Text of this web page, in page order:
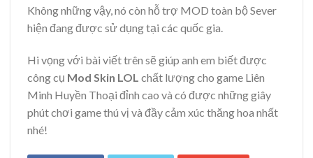
Không những vậy, nó còn hỗ trợ MOD toàn bộ Sever
hiện đang được sử dụng tại các quốc gia.
Hi vọng với bài viết trên sẽ giúp anh em biết được
công cụ Mod Skin LOL chất lượng cho game Liên
Minh Huyền Thoại đỉnh cao và có được những giây
phút chơi game thú vị và đầy cảm xúc thăng hoa nhất
nhé!